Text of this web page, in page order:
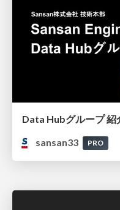
Data Hubグループ 紹
sansan33
PRO